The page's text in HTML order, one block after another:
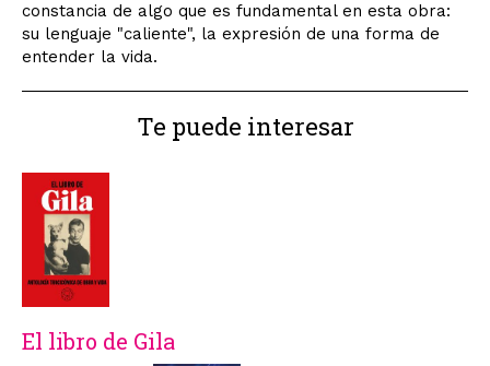
constancia de algo que es fundamental en esta obra:
su lenguaje "caliente", la expresión de una forma de
entender la vida.
Te puede interesar
El libro de Gila